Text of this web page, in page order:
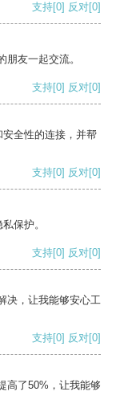
支持[0] 反对[0]
友一起交流。
支持[0] 反对[0]
全性的连接，并帮
支持[0] 反对[0]
保护。
支持[0] 反对[0]
决，让我能够安心工
支持[0] 反对[0]
高了50%，让我能够